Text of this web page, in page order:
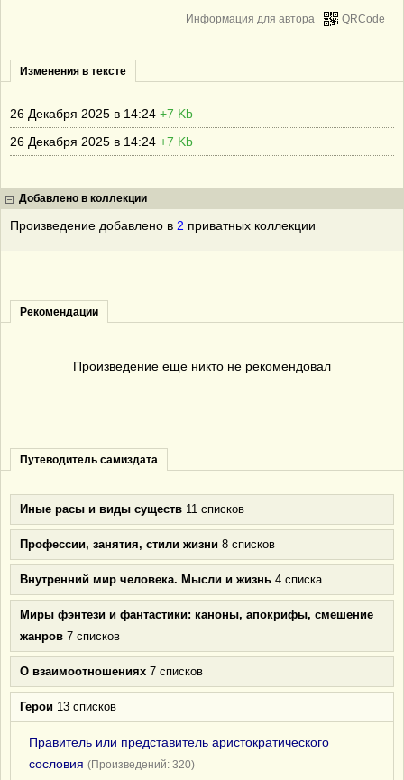
QRCode
Информация для автора
Изменения в тексте
26 Декабря 2025 в 14:24 +7 Kb
26 Декабря 2025 в 14:24 +7 Kb
Добавлено в коллекции
Произведение добавлено в 2 приватных коллекции
Рекомендации
Произведение еще никто не рекомендовал
Путеводитель самиздата
Иные расы и виды существ 11 списков
Профессии, занятия, стили жизни 8 списков
Внутренний мир человека. Мысли и жизнь 4 списка
Миры фэнтези и фантастики: каноны, апокрифы, смешение
жанров 7 списков
О взаимоотношениях 7 списков
Герои 13 списков
Правитель или представитель аристократического
сословия (Произведений: 320)